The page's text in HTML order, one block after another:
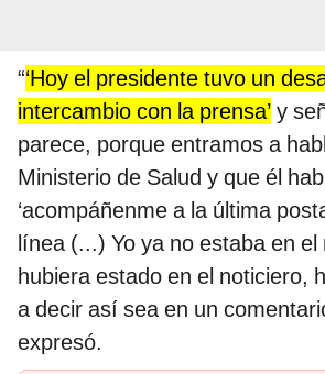
“‘Hoy el presidente tuvo un
intercambio con la prensa’ y
parece, porque entramos a
Ministerio de Salud y que él
‘acompáñenme a la última
línea (...) Yo ya no estaba en el
hubiera estado en el noticiero,
a decir así sea en un
expresó.